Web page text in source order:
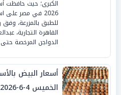
للطبق بالمزرعة،
القاهرة التجارية،
الدواجن المرخصة حتى منتصف
أسعار البيض
الخميس 4-6-2026